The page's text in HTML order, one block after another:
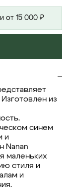
от 15 000 ₽
из
синем
и
Nanan
маленьких
стиля и
и